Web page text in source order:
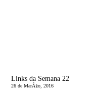
Links da Semana 22
26 de MarÃ§o, 2016